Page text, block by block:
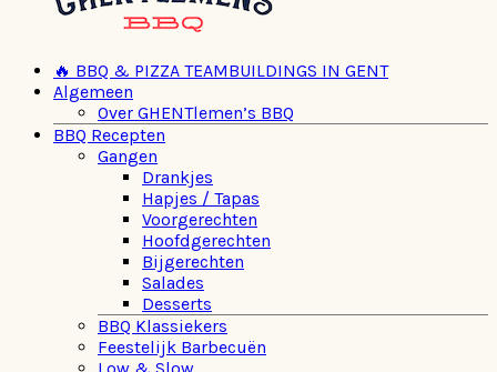
🔥 BBQ & PIZZA TEAMBUILDINGS IN GENT
Algemeen
Over GHENTlemen’s BBQ
BBQ Recepten
Gangen
Drankjes
Hapjes / Tapas
Voorgerechten
Hoofdgerechten
Bijgerechten
Salades
Desserts
BBQ Klassiekers
Feestelijk Barbecuën